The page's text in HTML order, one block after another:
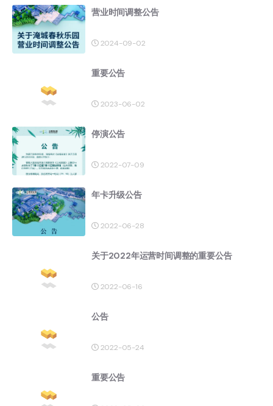
营业时间调整公告
2024-09-02
重要公告
2023-06-02
停演公告
2022-07-09
年卡升级公告
2022-06-28
关于2022年运营时间调整的重要公告
2022-06-16
公告
2022-05-24
重要公告